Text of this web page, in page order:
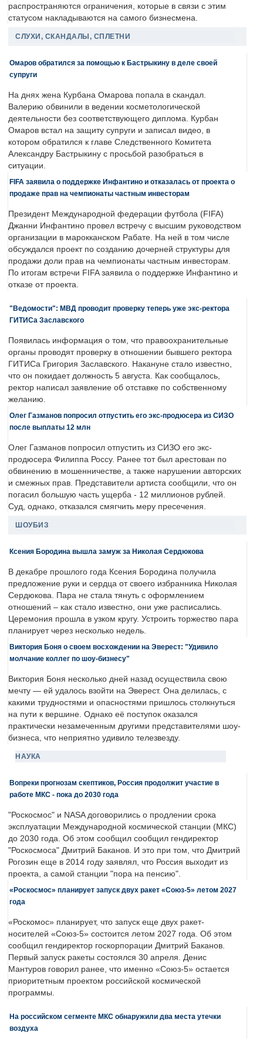
распространяются ограничения, которые в связи с этим
статусом накладываются на самого бизнесмена.
СЛУХИ, СКАНДАЛЫ, СПЛЕТНИ
Омаров обратился за помощью к Бастрыкину в деле своей
супруги
На днях жена Курбана Омарова попала в скандал.
Валерию обвинили в ведении косметологической
деятельности без соответствующего диплома. Курбан
Омаров встал на защиту супруги и записал видео, в
котором обратился к главе Следственного Комитета
Александру Бастрыкину с просьбой разобраться в
ситуации.
FIFA заявила о поддержке Инфантино и отказалась от проекта о
продаже прав на чемпионаты частным инвесторам
Президент Международной федерации футбола (FIFA)
Джанни Инфантино провел встречу с высшим руководством
организации в марокканском Рабате. На ней в том числе
обсуждался проект по созданию дочерней структуры для
продажи доли прав на чемпионаты частным инвесторам.
По итогам встречи FIFA заявила о поддержке Инфантино и
отказе от проекта.
"Ведомости": МВД проводит проверку теперь уже экс-ректора
ГИТИСа Заславского
Появилась информация о том, что правоохранительные
органы проводят проверку в отношении бывшего ректора
ГИТИСа Григория Заславского. Накануне стало известно,
что он покидает должность 5 августа. Как сообщалось,
ректор написал заявление об отставке по собственному
желанию.
Олег Газманов попросил отпустить его экс-продюсера из СИЗО
после выплаты 12 млн
Олег Газманов попросил отпустить из СИЗО его экс-
продюсера Филиппа Россу. Ранее тот был арестован по
обвинению в мошенничестве, а также нарушении авторских
и смежных прав. Представители артиста сообщили, что он
погасил большую часть ущерба - 12 миллионов рублей.
Суд, однако, отказался смягчить меру пресечения.
ШОУБИЗ
Ксения Бородина вышла замуж за Николая Сердюкова
В декабре прошлого года Ксения Бородина получила
предложение руки и сердца от своего избранника Николая
Сердюкова. Пара не стала тянуть с оформлением
отношений – как стало известно, они уже расписались.
Церемония прошла в узком кругу. Устроить торжество пара
планирует через несколько недель.
Виктория Боня о своем восхождении на Эверест: "Удивило
молчание коллег по шоу-бизнесу"
Виктория Боня несколько дней назад осуществила свою
мечту — ей удалось взойти на Эверест. Она делилась, с
какими трудностями и опасностями пришлось столкнуться
на пути к вершине. Однако её поступок оказался
практически незамеченным другими представителями шоу-
бизнеса, что неприятно удивило телезвезду.
НАУКА
Вопреки прогнозам скептиков, Россия продолжит участие в
работе МКС - пока до 2030 года
"Роскосмос" и NASA договорились о продлении срока
эксплуатации Международной космической станции (МКС)
до 2030 года. Об этом сообщил сообщил гендиректор
"Роскосмоса" Дмитрий Баканов. И это при том, что Дмитрий
Рогозин еще в 2014 году заявлял, что Россия выходит из
проекта, а самой станции "пора на пенсию".
«Роскосмос» планирует запуск двух ракет «Союз-5» летом 2027
года
«Роскомос» планирует, что запуск еще двух ракет-
носителей «Союз-5» состоится летом 2027 года. Об этом
сообщил гендиректор госкорпорации Дмитрий Баканов.
Первый запуск ракеты состоялся 30 апреля. Денис
Мантуров говорил ранее, что именно «Союз-5» остается
приоритетным проектом российской космической
программы.
На российском сегменте МКС обнаружили два места утечки
воздуха